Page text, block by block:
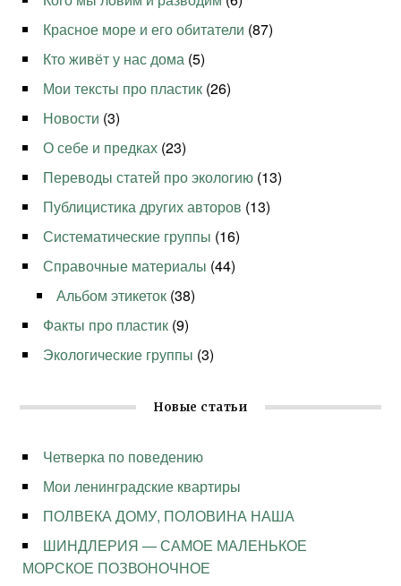
Красное море и его обитатели (87)
Кто живёт у нас дома (5)
Мои тексты про пластик (26)
Новости (3)
О себе и предках (23)
Переводы статей про экологию (13)
Публицистика других авторов (13)
Систематические группы (16)
Справочные материалы (44)
Альбом этикеток (38)
Факты про пластик (9)
Экологические группы (3)
Новые статьи
Четверка по поведению
Мои ленинградские квартиры
ПОЛВЕКА ДОМУ, ПОЛОВИНА НАША
ШИНДЛЕРИЯ — САМОЕ МАЛЕНЬКОЕ
МОРСКОЕ ПОЗВОНОЧНОЕ